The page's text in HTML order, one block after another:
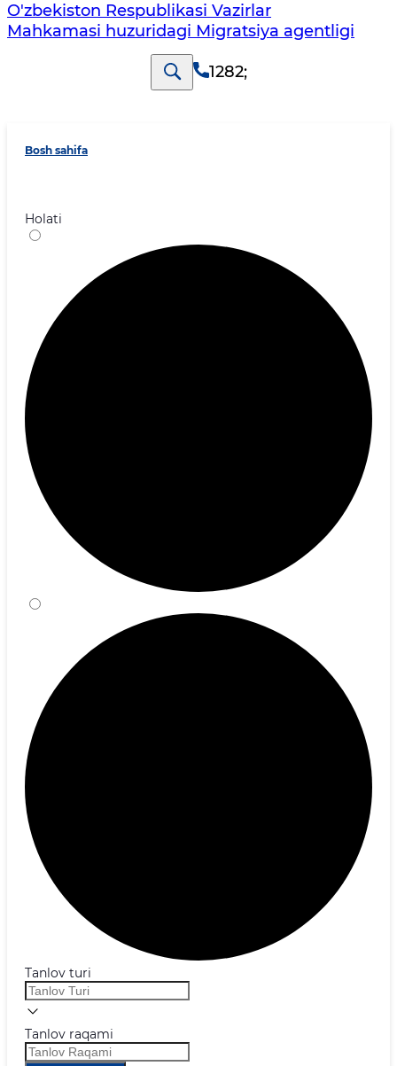
O'zbekiston Respublikasi Vazirlar
Mahkamasi huzuridagi Migratsiya agentligi
1282;
Bosh sahifa
Holati
Tanlov turi
Tanlov raqami